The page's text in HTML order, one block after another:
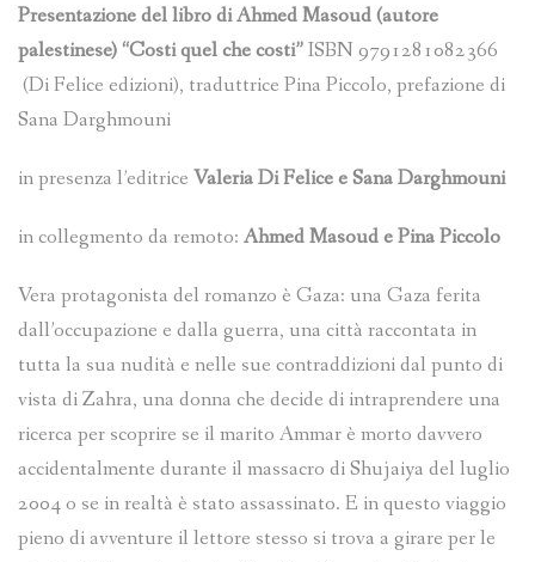
Presentazione del libro di Ahmed Masoud (autore
palestinese) “Costi quel che costi”ISBN 9791281082366
(Di Felice edizioni), traduttrice Pina Piccolo, prefazione di
Sana Darghmouni
in presenza l’editrice Valeria Di Felice e Sana Darghmouni
in collegmento da remoto: Ahmed Masoud e Pina Piccolo
Vera protagonista del romanzo è Gaza: una Gaza ferita
dall’occupazione e dalla guerra, una città raccontata in
tutta la sua nudità e nelle sue contraddizioni dal punto di
vista di Zahra, una donna che decide di intraprendere una
ricerca per scoprire se il marito Ammar è morto davvero
accidentalmente durante il massacro di Shujaiya del luglio
2004 o se in realtà è stato assassinato. E in questo viaggio
pieno di avventure il lettore stesso si trova a girare per le